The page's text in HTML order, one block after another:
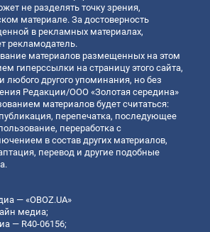
не разделять точку зрения,
материале. За достоверность
в рекламных материалах,
рекламодатель.
материалов размещенных на этом
гиперссылки на страницу этого сайта,
любого другого упоминания, но без
Редакции/ООО «Золотая середина»
материалов будет считаться:
перепечатка, последующее
переработка с
в состав других материалов,
перевод и другие подобные
— «OBOZ.UA»
медиа;
— R40-06156;